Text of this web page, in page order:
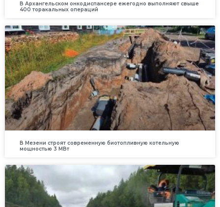
В Архангельском онкодиспансере ежегодно выполняют свыше
400 торакальных операций
В Мезени строят современную биотопливную котельную
мощностью 3 МВт